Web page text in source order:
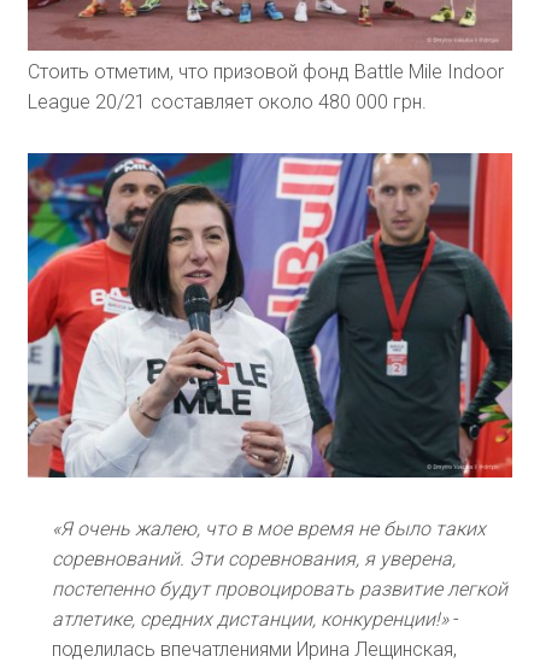
Стоить отметим, что призовой фонд Battle Mile Indoor
League 20/21 составляет около 480 000 грн.
«Я очень жалею, что в мое время не было таких
соревнований. Эти соревнования, я уверена,
постепенно будут провоцировать развитие легкой
атлетике, средних дистанции, конкуренции!»-
поделилась впечатлениями Ирина Лещинская,